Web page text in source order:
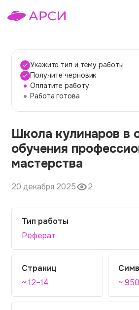
Темы работ
О сервисе
О компании
Наши гарантии
Вопросы и ответы
Контакты
Укажите тип и тему работы
Получите черновик
Оплатите работу
Работа готова
Школа кулинаров в
обучения
мастерства
20 декабря 2025 2
Тип работы
Реферат
Страниц
~ 12–14
~